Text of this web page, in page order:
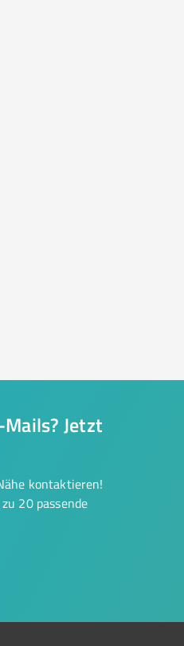
Jetzt
kontaktieren!
20 passende